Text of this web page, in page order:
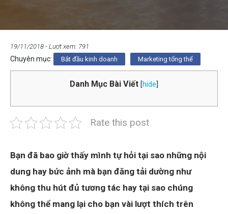
19/11/2018 - Lượt xem: 791
Chuyên mục: Bắt đầu kinh doanh Marketing tổng thể
Danh Mục Bài Viết [hide
Rate this post
Bạn đã bao giờ thấy mình tự hỏi tại sao những nội
dung hay bức ảnh mà bạn đăng tải dường như
không thu hút đủ tương tác hay tại sao chúng
không thể mang lại cho bạn vài lượt thích trên